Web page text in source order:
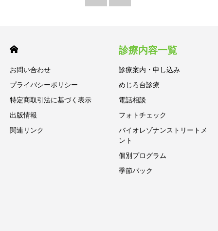
お問い合わせ
プライバシーポリシー
特定商取引法に基づく表示
出版情報
関連リンク
診療内容一覧
診療案内・申し込み
めじろ台診療
電話相談
フォトチェック
バイオレゾナンストリートメ
ント
個別プログラム
季節パック